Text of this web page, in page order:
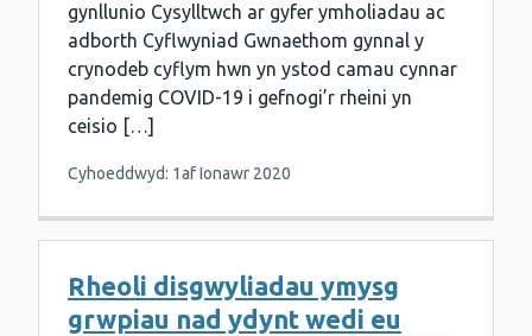
gynllunio Cysylltwch ar gyfer ymholiadau ac
adborth Cyflwyniad Gwnaethom gynnal y
crynodeb cyflym hwn yn ystod camau cynnar
pandemig COVID-19 i gefnogi’r rheini yn
ceisio […]
Cyhoeddwyd: 1af Ionawr 2020
Rheoli disgwyliadau ymysg
grwpiau nad ydynt wedi eu